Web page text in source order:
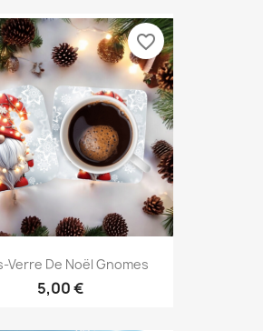
Verre De Noël Gnomes
5,00 €
favorite_border